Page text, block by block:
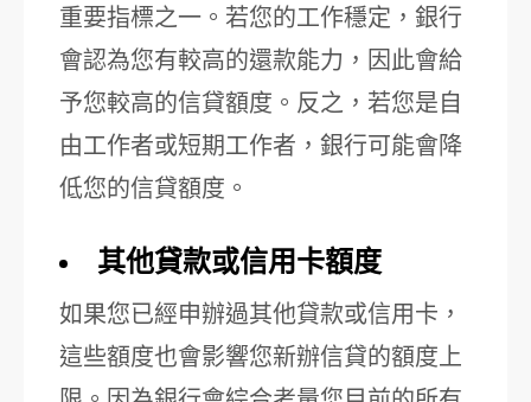
重要指標之一。若您的工作穩定，銀行
會認為您有較高的還款能力，因此會給
予您較高的信貸額度。反之，若您是自
由工作者或短期工作者，銀行可能會降
低您的信貸額度。
其他貸款或信用卡額度
如果您已經申辦過其他貸款或信用卡，
這些額度也會影響您新辦信貸的額度上